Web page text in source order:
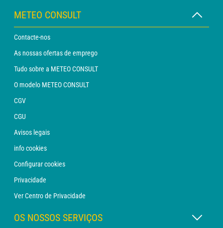
METEO CONSULT
Contacte-nos
As nossas ofertas de emprego
Tudo sobre a METEO CONSULT
O modelo METEO CONSULT
CGV
CGU
Avisos legais
info cookies
Configurar cookies
Privacidade
Ver Centro de Privacidade
OS NOSSOS SERVIÇOS